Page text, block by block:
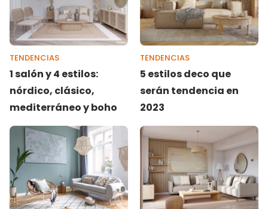
TENDENCIAS
1 salón y 4 estilos:
nórdico, clásico,
mediterráneo y boho
TENDENCIAS
5 estilos deco que
serán tendencia en
2023